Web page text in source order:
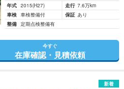
年式 2015(H27) 走行 7.6万km
車検 車検整備付 保証 あり
整備 定期点検整備有
今すぐ
在庫確認・見積依頼
新着